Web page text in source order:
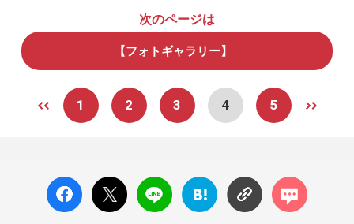
次のページは
【フォトギャラリー】
1 2 3 4 5
facebo
ok い
X ポス
ト
LINE
はてな
ブック
コメン
ト